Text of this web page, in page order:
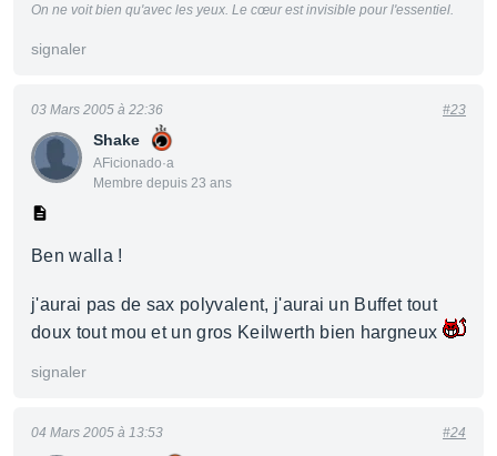
On ne voit bien qu'avec les yeux. Le cœur est invisible pour l'essentiel.
signaler
Shake
AFicionado·a
Membre depuis 23 ans
03 Mars 2005 à 22:36 #23
Ben walla !
j'aurai pas de sax polyvalent, j'aurai un Buffet tout
doux tout mou et un gros Keilwerth bien hargneux
signaler
04 Mars 2005 à 13:53 #24